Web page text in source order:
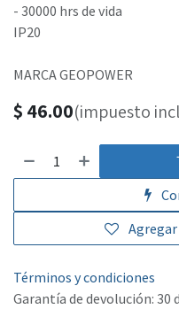
- 30000 hrs de vida
IP20
MARCA GEOPOWER
$ 46.00(impuesto
Términos y condiciones
Garantía de devolución: 30